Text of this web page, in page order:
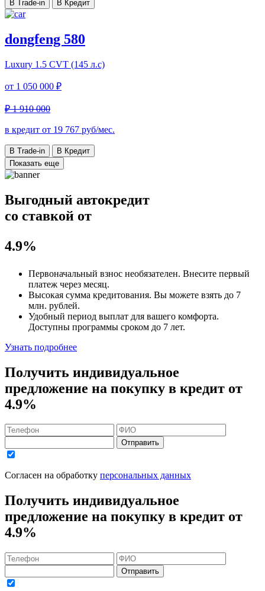
В Trade-in В Кредит
dongfeng 580
Luxury 1.5 CVT (145 л.с)
от 1 050 000 ₽
₽ 1 910 000
в кредит от 19 767 руб/мес.
В Trade-in
В Кредит
Показать еще
Выгодный автокредит
со ставкой от
4.9%
Первоначальный взнос необязателен. Внесите первый
платеж через месяц.
Высокая сумма кредитования. Вы можете взять до 7
млн. рублей.
Удобный период выплат для вашего комфорта.
Доступны программы сроком до 7 лет.
Узнать подробнее
Получить индивидуальное
предложение на покупку в кредит от
4.9%
Отправить
Согласен на обработку персональных данных
Получить индивидуальное
предложение на покупку в кредит от
4.9%
Отправить